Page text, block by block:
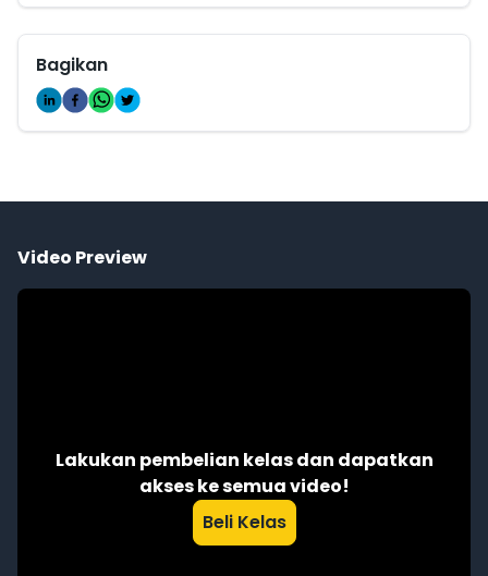
Bagikan
Video Preview
Lakukan pembelian kelas dan dapatkan
akses ke semua video!
Beli Kelas